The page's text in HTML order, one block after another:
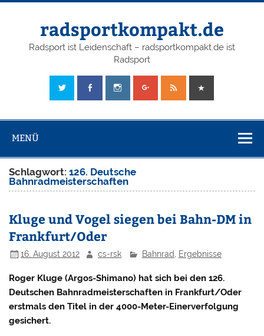
radsportkompakt.de
Radsport ist Leidenschaft – radsportkompakt.de ist
Radsport
MENÜ
Schlagwort:126. Deutsche
Bahnradmeisterschaften
Kluge und Vogel siegen bei Bahn-DM in
Frankfurt/Oder
16. August 2012 cs-rsk Bahnrad Ergebnisse
Roger Kluge (Argos-Shimano) hat sich bei den 126.
Deutschen Bahnradmeisterschaften in Frankfurt/Oder
erstmals den Titel in der 4000-Meter-Einerverfolgung
gesichert.